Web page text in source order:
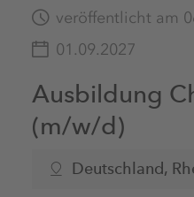
veröffentlicht am
01.09.2027
Ausbildung
(m/w/d)
Deutschland,